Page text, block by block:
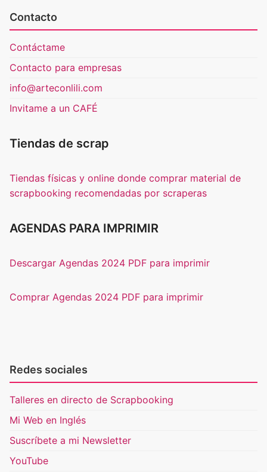
Contacto
Contáctame
Contacto para empresas
info@arteconlili.com
Invitame a un CAFÉ
Tiendas de scrap
Tiendas físicas y online donde comprar material de
scrapbooking recomendadas por scraperas
AGENDAS PARA IMPRIMIR
Descargar Agendas 2024 PDF para imprimir
Comprar Agendas 2024 PDF para imprimir
Redes sociales
Talleres en directo de Scrapbooking
Mi Web en Inglés
Suscríbete a mi Newsletter
YouTube